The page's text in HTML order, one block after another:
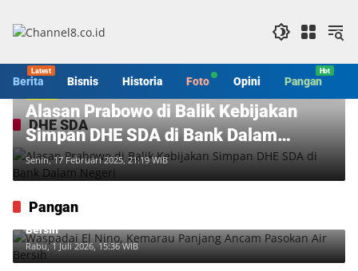
konten
Berita Bisnis Historia Foto Opini Pangan
DHE SDA
Alasan Prabowo di Balik Kebijakan
Simpan DHE SDA di Bank Dalam
Negeri
Senin, 17 Februari 2025, 21:19 WIB
Pangan
Waspadai El Nino, Kemarau Panjang Ancam Pasokan Air
Bersih
Rabu, 1 Juli 2026, 15:36 WIB